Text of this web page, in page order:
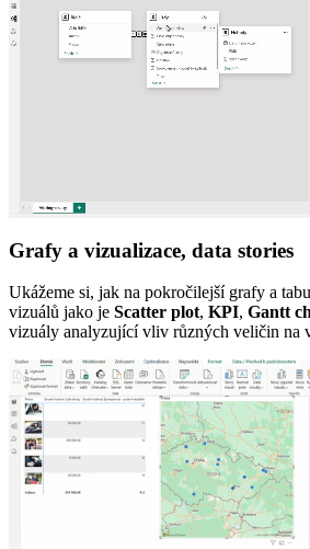
Grafy a vizualizace, data stories
Ukážeme si, jak na pokročilejší grafy a
vizuálů jako je Scatter plot, KPI, Gantt
vizuály analyzující vliv různých veličin na